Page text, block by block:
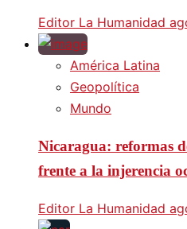
Editor La Humanidad
América Latina
Geopolítica
Mundo
Nicaragua: reformas
frente a la injerencia
Editor La Humanidad